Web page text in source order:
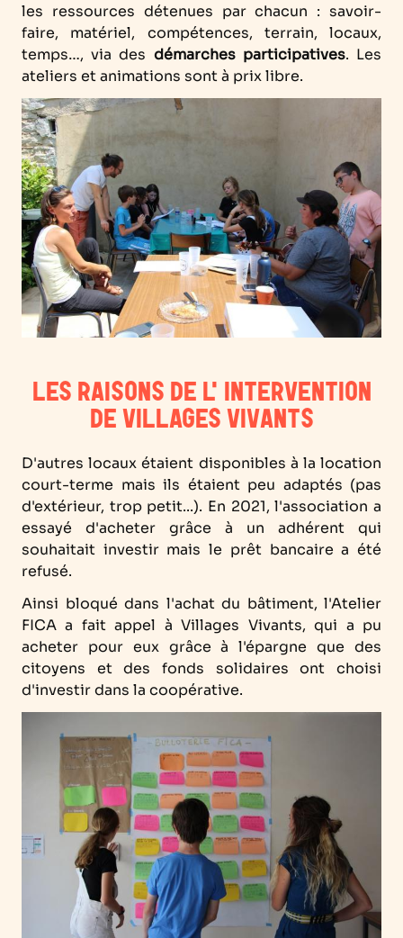
les ressources détenues par chacun : savoir-
faire, matériel, compétences, terrain, locaux,
temps…, via des démarches participatives. Les
ateliers et animations sont à prix libre.
LES RAISONS DE L'INTERVENTION
DE VILLAGES VIVANTS
D'autres locaux étaient disponibles à la location
court-terme mais ils étaient peu adaptés (pas
d'extérieur, trop petit...). En 2021, l'association a
essayé d'acheter grâce à un adhérent qui
souhaitait investir mais le prêt bancaire a été
refusé.
Ainsi bloqué dans l'achat du bâtiment, l'Atelier
FICA a fait appel à Villages Vivants, qui a pu
acheter pour eux grâce à l'épargne que des
citoyens et des fonds solidaires ont choisi
d'investir dans la coopérative.